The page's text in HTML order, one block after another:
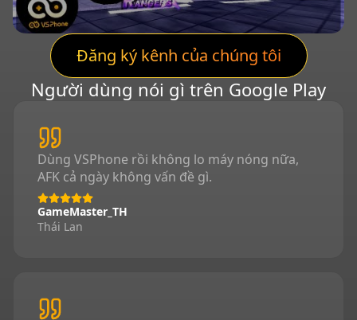
Đăng ký kênh của chúng tôi
Người dùng nói gì trên Google Play
Dùng VSPhone rồi không lo máy nóng nữa,
AFK cả ngày không vấn đề gì.
GameMaster_TH
Thái Lan